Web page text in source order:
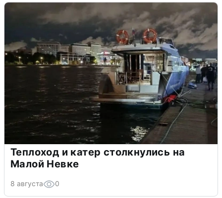
Теплоход и катер столкнулись на
Малой Невке
8 августа 0